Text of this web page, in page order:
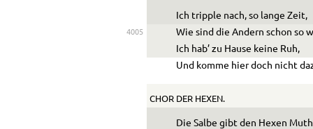
Ich tripple nach, so lange Zeit,
4005
Wie sind die Andern schon so
Ich hab’ zu Hause keine Ruh,
Und komme hier doch nicht
CHOR DER HEXEN.
Die Salbe gibt den Hexen